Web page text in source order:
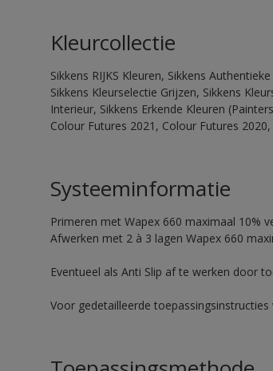
Kleurcollectie
Sikkens RIJKS Kleuren, Sikkens
Sikkens Kleurselectie Grijzen, Sikkens
Interieur, Sikkens Erkende Kleuren
Colour Futures 2021, Colour Futures
Systeeminformatie
Primeren met Wapex 660 maximaal 10%
Afwerken met 2 à 3 lagen Wapex 660
Eventueel als Anti Slip af te werken door
Voor gedetailleerde